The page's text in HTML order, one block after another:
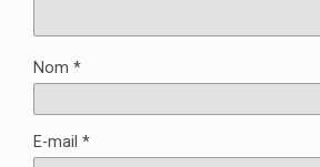
Nom *
E-mail *